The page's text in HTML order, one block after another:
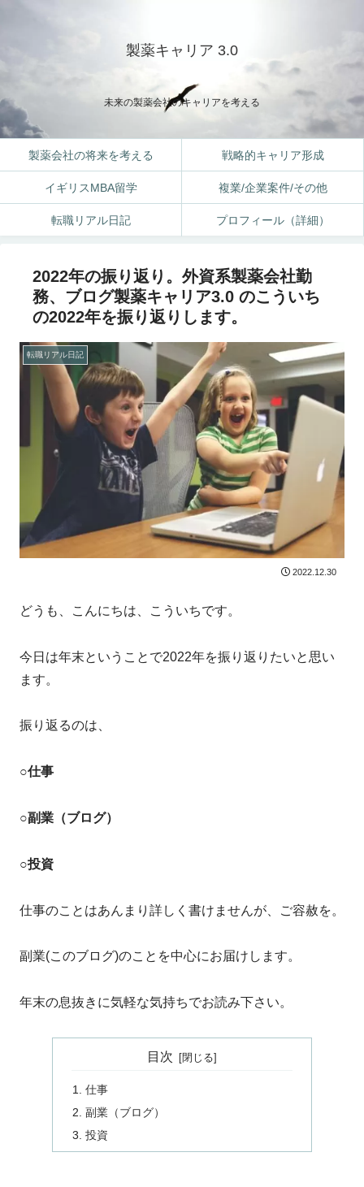
製薬キャリア 3.0
未来の製薬会社のキャリアを考える
製薬会社の将来を考える 戦略的キャリア形成
イギリスMBA留学 複業/企業案件/その他
転職リアル日記 プロフィール（詳細）
2022年の振り返り。外資系製薬会社勤
務、ブログ製薬キャリア3.0 のこういち
の2022年を振り返りします。
転職リアル日記
2022.12.30
どうも、こんにちは、こういちです。
今日は年末ということで2022年を振り返りたいと思い
ます。
振り返るのは、
○仕事
○副業 （ブログ）
○投資
仕事のことはあんまり詳しく書けませんが、ご容赦を。
副業(このブログ)のことを中心にお届けします。
年末の息抜きに気軽な気持ちでお読み下さい。
目次
仕事
副業（ブログ）
投資